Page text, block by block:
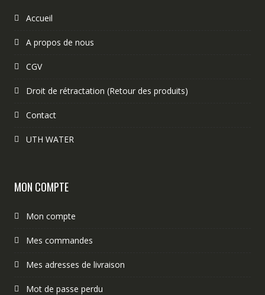
Accueil
A propos de nous
CGV
Droit de rétractation (Retour des produits)
Contact
UTH WATER
MON COMPTE
Mon compte
Mes commandes
Mes adresses de livraison
Mot de passe perdu